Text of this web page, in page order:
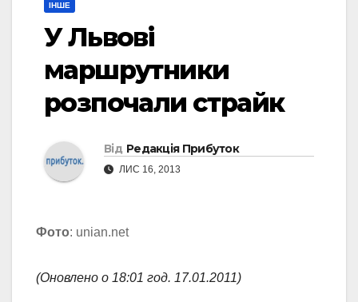
ІНШЕ
У Львові
маршрутники
розпочали страйк
Від Редакція Прибуток
ЛИС 16, 2013
Фото: unian.net
(Оновлено о 18:01 год. 17.01.2011)